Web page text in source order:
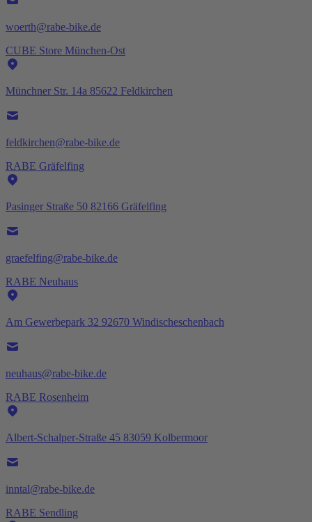
woerth@rabe-bike.de
CUBE Store München-Ost
Münchner Str. 14a 85622 Feldkirchen
feldkirchen@rabe-bike.de
RABE Gräfelfing
Pasinger Straße 50 82166 Gräfelfing
graefelfing@rabe-bike.de
RABE Neuhaus
Am Gewerbepark 32 92670 Windischeschenbach
neuhaus@rabe-bike.de
RABE Rosenheim
Albert-Schalper-Straße 45 83059 Kolbermoor
inntal@rabe-bike.de
RABE Sendling